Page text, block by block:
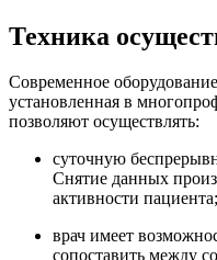
Техника
Современное
установленная в
позволяют осуществлять:
суточную
Снятие данных
активности пациента;
врач имеет
сопоставить между